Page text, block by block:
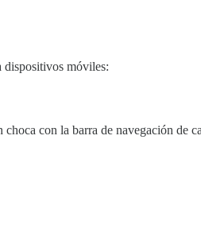
dispositivos móviles:
con la barra de navegación de